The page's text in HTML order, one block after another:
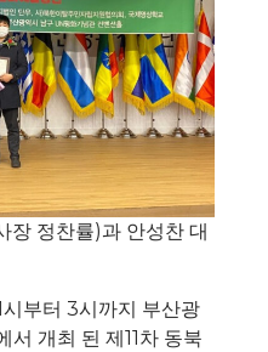
장 정찬률)과 안성찬 대
시부터 3시까지 부산광
개최 된 제11차 동북